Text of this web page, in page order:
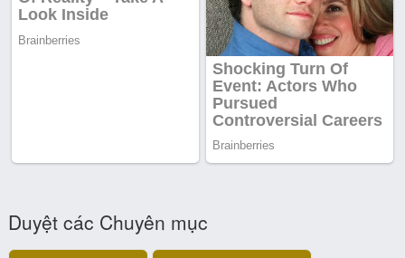
Duyệt các Chuyên mục